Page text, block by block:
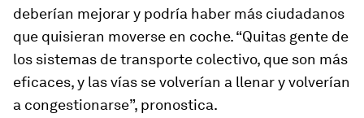
deberían mejorar y podría haber más ciudadanos
que quisieran moverse en coche. “Quitas gente de
los sistemas de transporte colectivo, que son más
eficaces, y las vías se volverían a llenar y volverían
a congestionarse”, pronostica.